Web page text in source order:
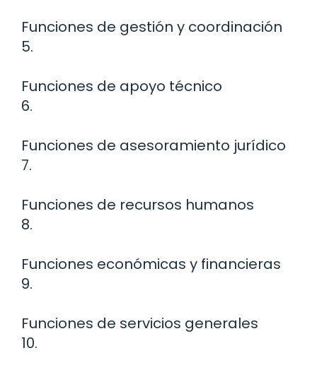
Funciones de gestión y coordinación
5.
Funciones de apoyo técnico
6.
Funciones de asesoramiento jurídico
7.
Funciones de recursos humanos
8.
Funciones económicas y financieras
9.
Funciones de servicios generales
10.